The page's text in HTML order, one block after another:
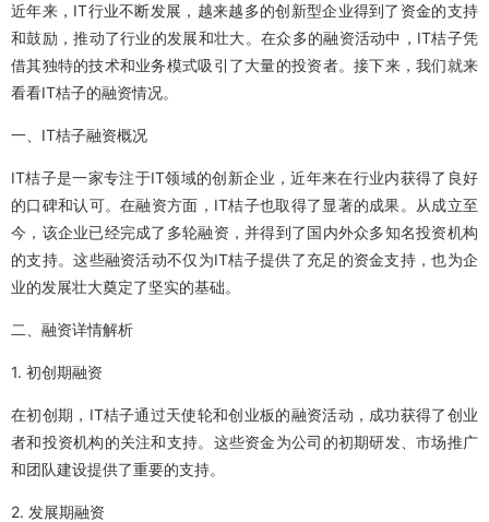
近年来，IT行业不断发展，越来越多的创新型企业得到了资金的支持
和鼓励，推动了行业的发展和壮大。在众多的融资活动中，IT桔子凭
借其独特的技术和业务模式吸引了大量的投资者。接下来，我们就来
看看IT桔子的融资情况。
一、IT桔子融资概况
IT桔子是一家专注于IT领域的创新企业，近年来在行业内获得了良好
的口碑和认可。在融资方面，IT桔子也取得了显著的成果。从成立至
今，该企业已经完成了多轮融资，并得到了国内外众多知名投资机构
的支持。这些融资活动不仅为IT桔子提供了充足的资金支持，也为企
业的发展壮大奠定了坚实的基础。
二、融资详情解析
1. 初创期融资
在初创期，IT桔子通过天使轮和创业板的融资活动，成功获得了创业
者和投资机构的关注和支持。这些资金为公司的初期研发、市场推广
和团队建设提供了重要的支持。
2. 发展期融资